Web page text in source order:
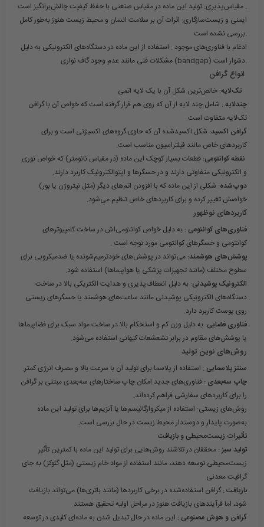
مقیاس‌پذیری : تولید این ماده در مقیاس صنعتی با حفظ کیفیت چالش‌برانگیز است .
ایمنی و زیست‌سازگاری: اثرات آن بر سلامت انسان و محیط زیست هنوز به‌طور کامل
بررسی نشده است.
ادغام با فناوری‌های موجود : استفاده از این ماده در دستگاه‌های الکترونیکی به دلیل
مشکلات فنی مانند عدم وجود گاف نواری (bandgap) دشوار است.
انواع گرافن
تک‌لایه: خالص‌ترین شکل آن با یک لایه اتمی
چندلایه : شامل چند لایه از آن که روی هم قرار گرفته است که خواص آن با گرافن
تک‌لایه متفاوت است.
گرافن اکسید: شکل اکسیدشده آن که حاوی گروه‌های اکسیژنی است و برای
کاربردهای خاص مانند فیلتراسیون مناسب است.
نقطه کوانتومی: قطعات بسیار کوچک این ماده (در مقیاس نانومتر) که خواص نوری
و الکترونیکی متفاوتی دارند و در حسگرها و اپتوالکترونیک کاربرد دارند.
دوپ‌شده: شکلی از این ماده که با افزودن اتم‌های دیگر (مثل نیتروژن یا بور)
خواصش تغییر کرده و برای کاربردهای خاص تنظیم می‌شود.
کاربردهای نوظهور
فناوری‌های کوانتومی : به دلیل خواص کوانتومی‌اش در ساخت کامپیوترهای
کوانتومی و حسگرهای کوانتومی مورد توجه است .
پوشش‌های هوشمند: می‌تواند در پوشش‌های خودترمیم‌شونده یا ضدمیکروبی برای
سطوح مختلف (مانند تجهیزات پزشکی یا هواپیماها) استفاده شود.
الکترونیک پوشیدنی: به دلیل انعطاف‌پذیری و هدایت الکتریکی بالا در ساخت
دستگاه‌های الکترونیکی پوشیدنی مانند ساعت‌های هوشمند یا حسگرهای زیستی
روی پوست کاربرد دارد.
فناوری فضایی: به دلیل وزن کم و استحکام بالا در ساخت مواد سبک برای فضاپیماها
یا پوشش‌های مقاوم در برابر تشعشعات کیهانی استفاده می‌شود.
روش‌های نوین تولید
سنتز پلاسمایی : استفاده از پلاسما برای تولید آن با سرعت بالا و مصرف انرژی کمتر.
چاپ سه‌بعدی : فناوری‌های جدید امکان چاپ ساختارهای سه‌بعدی مبتنی بر گرافن
را برای کاربردهای سفارشی فراهم کرده‌اند.
روش‌های زیستی: استفاده از میکروارگانیسم‌ها یا آنزیم‌ها برای تولید این ماده
به‌صورت پایدار و دوستدار محیط زیست در حال بررسی است.
تأثیرات زیست‌محیطی و بازیافت
تولید سبز: محققان در تلاشند روش‌هایی برای تولید این ماده با کمترین تأثیر
زیست‌محیطی توسعه دهند، مانند استفاده از مواد خام زیستی (مثل گلوکز) به جای
گرافیتمعدنی
بازیافت : گرافن استفاده‌شده در برخی کاربردها (مانند باتری‌ها) می‌تواند بازیافت
شود، اما فرآیندهای بازیافت هنوز در مراحل اولیه تحقیق هستند.
گرافن و هوش مصنوعی : این ماده در حال تبدیل شدن به ماده‌ای کلیدی در توسعه